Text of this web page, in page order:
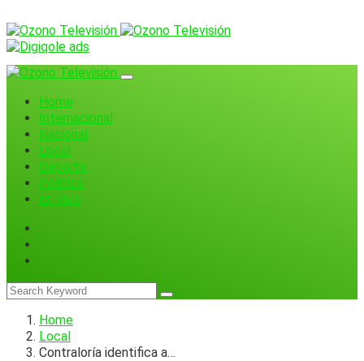
Home
Internacional
Nacional
Local
Deporte
Política
En Vivo
Home
Local
Contraloría identifica a…